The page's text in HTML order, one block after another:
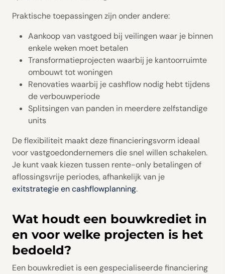
Praktische toepassingen zijn onder andere:
Aankoop van vastgoed bij veilingen waar je binnen
enkele weken moet betalen
Transformatieprojecten waarbij je kantoorruimte
ombouwt tot woningen
Renovaties waarbij je cashflow nodig hebt tijdens
de verbouwperiode
Splitsingen van panden in meerdere zelfstandige
units
De flexibiliteit maakt deze financieringsvorm ideaal
voor vastgoedondernemers die snel willen schakelen.
Je kunt vaak kiezen tussen rente-only betalingen of
aflossingsvrije periodes, afhankelijk van je
exitstrategie en cashflowplanning.
Wat houdt een bouwkrediet in
en voor welke projecten is het
bedoeld?
Een bouwkrediet is een gespecialiseerde financiering